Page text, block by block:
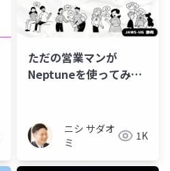
ただの営業マンが
Neptuneを使ってみた
析のプロトタイプ～
ニシ サダオ
ミ
1K